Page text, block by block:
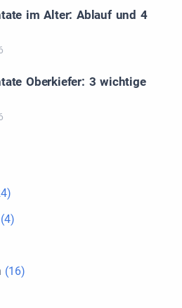
im Alter: Ablauf und 4
Oberkiefer: 3 wichtige
(4)
(16)